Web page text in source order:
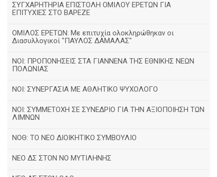
ΣΥΓΧΑΡΗΤΗΡΙΑ ΕΠΙΣΤΟΛΗ ΟΜΙΛΟΥ ΕΡΕΤΩΝ ΓΙΑ
ΕΠΙΤΥΧΙΕΣ ΣΤΟ ΒΑΡΕΖΕ
ΟΜΙΛΟΣ ΕΡΕΤΩΝ: Με επιτυχία ολοκληρώθηκαν οι
Διασυλλογικοί "ΠΑΥΛΟΣ ΔΑΜΑΛΑΣ"
ΝΟΙ: ΠΡΟΠΟΝΗΣΕΙΣ ΣΤΑ ΓΙΑΝΝΕΝΑ ΤΗΣ ΕΘΝΙΚΗΣ ΝΕΩΝ
ΠΟΛΩΝΙΑΣ
ΝΟΙ: ΣΥΝΕΡΓΑΣΙΑ ΜΕ ΑΘΛΗΤΙΚΟ ΨΥΧΟΛΟΓΟ
ΝΟΙ: ΣΥΜΜΕΤΟΧΗ ΣΕ ΣΥΝΕΔΡΙΟ ΓΙΑ ΤΗΝ ΑΞΙΟΠΟΙΗΣΗ ΤΩΝ
ΛΙΜΝΩΝ
ΝΟΘ: ΤΟ ΝΕΟ ΔΙΟΙΚΗΤΙΚΟ ΣΥΜΒΟΥΛΙΟ
ΝΕΟ ΔΣ ΣΤΟΝ ΝΟ ΜΥΤΙΛΗΝΗΣ